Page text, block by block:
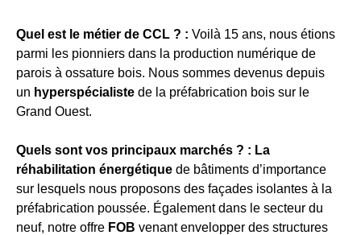
Quel est le métier de CCL ? : Voilà 15 ans, nous étions
parmi les pionniers dans la production numérique de
parois à ossature bois. Nous sommes devenus depuis
un hyperspécialiste de la préfabrication bois sur le
Grand Ouest.
Quels sont vos principaux marchés ? : La
réhabilitation énergétique de bâtiments d’importance
sur lesquels nous proposons des façades isolantes à la
préfabrication poussée. Également dans le secteur du
neuf, notre offre FOB venant envelopper des structures